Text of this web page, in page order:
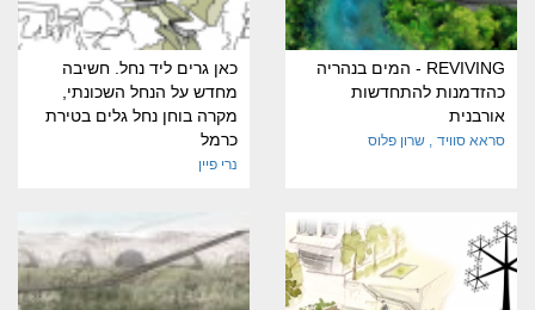
REVIVING - המים בנהריה
כהזדמנות להתחדשות
אורבנית
סראא סוויד שרון פלוס
כאן גרים ליד נחל. חשיבה
מחדש על הנחל השכונתי,
מקרה בוחן נחל גלים בטירת
כרמל
נרי פיין